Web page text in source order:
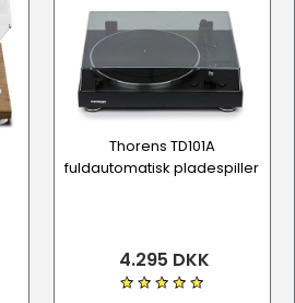
Thorens TD101A
fuldautomatisk pladespiller
4.295 DKK